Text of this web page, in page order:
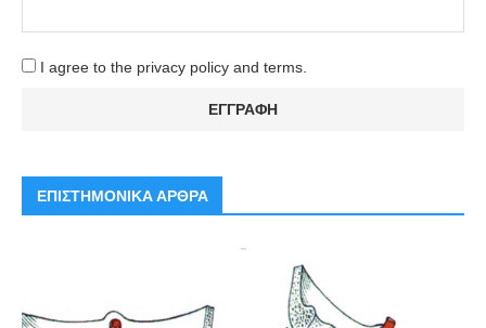
I agree to the privacy policy and terms.
ΕΠΙΣΤΗΜΟΝΙΚΑ ΑΡΘΡΑ